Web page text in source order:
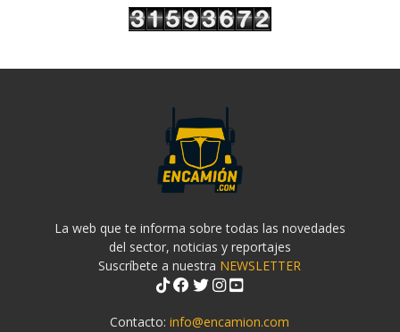
La web que te informa sobre todas las novedades
del sector, noticias y reportajes
Suscríbete a nuestra NEWSLETTER
Contacto:info@encamion.com